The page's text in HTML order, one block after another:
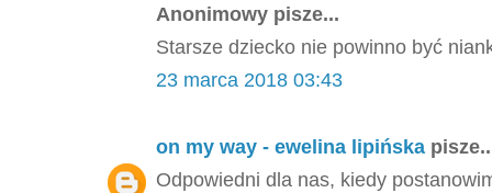
Anonimowy pisze...
Starsze dziecko nie powinno być
23 marca 2018 03:43
on my way - ewelina lipińska
Odpowiedni dla nas, kiedy